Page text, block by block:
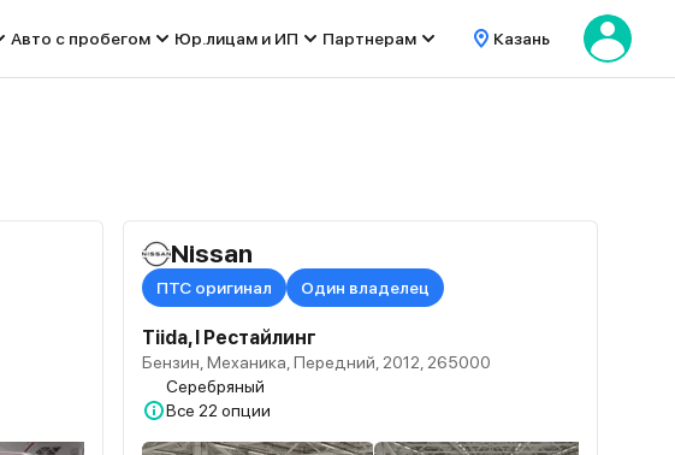
Авто с пробегом Юр.лицам и ИП Партнерам Казань
Nissan
ПТС оригинал Один владелец
Tiida, I Рестайлинг
Бензин, Механика, Передний, 2012, 265000
Серебряный
Все 22 опции